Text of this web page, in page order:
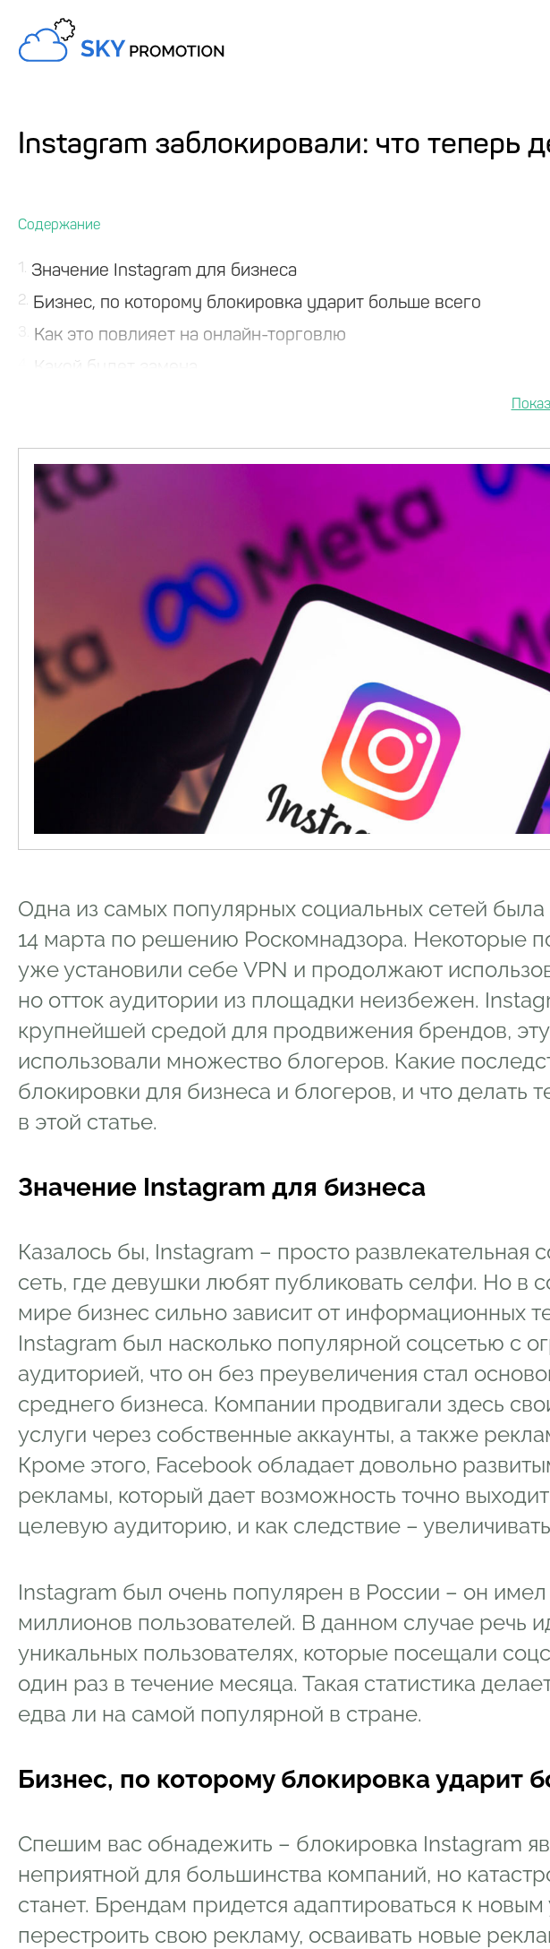
Instagram заблокировали: что теперь
1 Значение Instagram для бизнеса
2 Бизнес, по которому блокировка ударит больше всего
Как это повлияет на онлайн-торговлю
Одна из самых популярных социальных сетей была
14 марта по решению Роскомнадзора. Некоторые
уже установили себе VPN и продолжают
но отток аудитории из площадки неизбежен.
крупнейшей средой для продвижения брендов,
использовали множество блогеров. Какие
блокировки для бизнеса и блогеров, и что делать
в этой статье.
Значение Instagram для бизнеса
Казалось бы, Instagram – просто развлекательная
сеть, где девушки любят публиковать селфи. Но в
мире бизнес сильно зависит от информационных
Instagram был насколько популярной соцсетью с
аудиторией, что он без преувеличения стал
среднего бизнеса. Компании продвигали здесь
услуги через собственные аккаунты, а также
Кроме этого, Facebook обладает довольно
рекламы, который дает возможность точно
целевую аудиторию, и как следствие –
Instagram был очень популярен в России – он имел
миллионов пользователей. В данном случае речь
уникальных пользователях, которые посещали
один раз в течение месяца. Такая статистика
едва ли на самой популярной в стране.
Бизнес, по которому блокировка ударит
Спешим вас обнадежить – блокировка Instagram
неприятной для большинства компаний, но
станет. Брендам придется адаптироваться к новым
перестроить свою рекламу, осваивать новые